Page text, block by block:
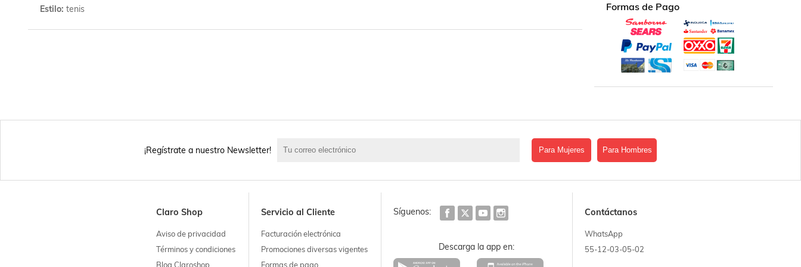
Estilo tenis Formas de Pago
¡Regístrate a nuestro Newsletter! Para Mujeres Para Hombres
Claro Shop
Aviso de privacidad
Términos y condiciones
Blog Claroshop
Servicio al Cliente
Facturación electrónica
Promociones diversas vigentes
Formas de pago
Síguenos:
Descarga la app en:
Contáctanos
WhatsApp
55-12-03-05-02